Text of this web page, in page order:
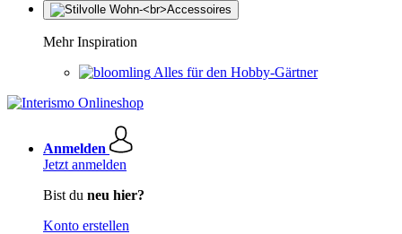
Mehr Inspiration
Alles für den Hobby-Gärtner
Anmelden
Jetzt anmelden
Bist du neu hier?
Konto erstellen